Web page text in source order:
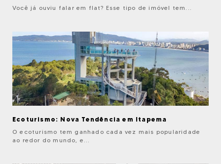
Você já ouviu falar em flat? Esse tipo de imóvel tem...
Ecoturismo: Nova Tendência em Itapema
O ecoturismo tem ganhado cada vez mais popularidade
ao redor do mundo, e...